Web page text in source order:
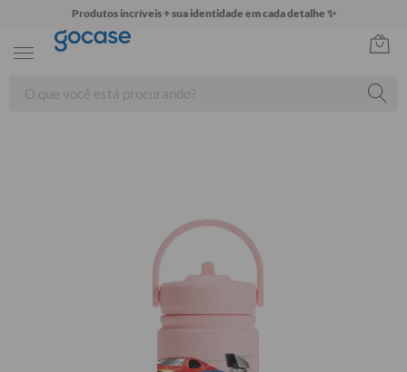
Produtos incríveis + sua identidade em cada detalhe ✨